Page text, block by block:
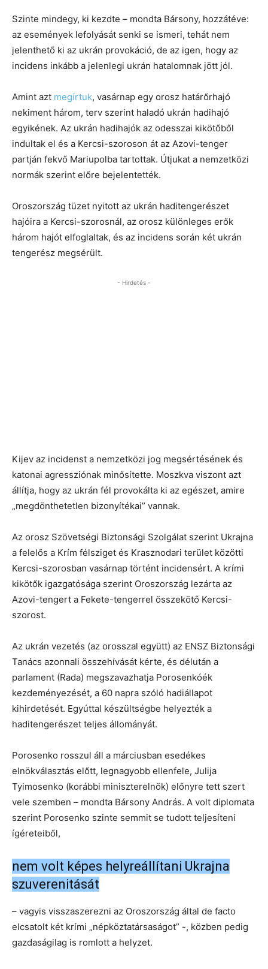
Szinte mindegy, ki kezdte – mondta Bársony, hozzátéve:
az események lefolyását senki se ismeri, tehát nem
jelenthető ki az ukrán provokáció, de az igen, hogy az
incidens inkább a jelenlegi ukrán hatalomnak jött jól.
Amint azt megírtuk, vasárnap egy orosz határőrhajó
nekiment három, terv szerint haladó ukrán hadihajó
egyikének. Az ukrán hadihajók az odesszai kikötőből
indultak el és a Kercsi-szoroson át az Azovi-tenger
partján fekvő Mariupolba tartottak. Útjukat a nemzetközi
normák szerint előre bejelentették.
Oroszország tüzet nyitott az ukrán haditengerészet
hajóira a Kercsi-szorosnál, az orosz különleges erők
három hajót elfoglaltak, és az incidens során két ukrán
tengerész megsérült.
- Hirdetés -
Kijev az incidenst a nemzetközi jog megsértésének és
katonai agressziónak minősítette. Moszkva viszont azt
állítja, hogy az ukrán fél provokálta ki az egészet, amire
„megdönthetetlen bizonyítékai” vannak.
Az orosz Szövetségi Biztonsági Szolgálat szerint Ukrajna
a felelős a Krím félsziget és Krasznodari terület közötti
Kercsi-szorosban vasárnap történt incidensért. A krími
kikötők igazgatósága szerint Oroszország lezárta az
Azovi-tengert a Fekete-tengerrel összekötő Kercsi-
szorost.
Az ukrán vezetés (az orosszal együtt) az ENSZ Biztonsági
Tanács azonnali összehívását kérte, és délután a
parlament (Rada) megszavazhatja Porosenkóék
kezdeményezését, a 60 napra szóló hadiállapot
kihirdetését. Egyúttal készültségbe helyezték a
haditengerészet teljes állományát.
Porosenko rosszul áll a márciusban esedékes
elnökválasztás előtt, legnagyobb ellenfele, Julija
Tyimosenko (korábbi miniszterelnök) előnyre tett szert
vele szemben – mondta Bársony András. A volt diplomata
szerint Porosenko szinte semmit se tudott teljesíteni
ígéreteiből,
nem volt képes helyreállítani Ukrajna
szuverenitását
– vagyis visszaszerezni az Oroszország által de facto
elcsatolt két krími „népköztatársaságot” -, közben pedig
gazdaságilag is romlott a helyzet.